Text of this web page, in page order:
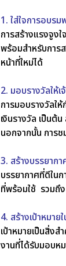
1. ใส่ใจการอบร
การสร้างแรงจูง
พร้อมสำหรับการ
หน้าที่ใหม่ได้
2. มอบรางวัลให้
การมอบรางวัลใ
เงินรางวัล เป็นต้
นอกจากนั้น การช
3. สร้างบรรยาก
บรรยากาศที่ดีใน
ที่พร้อมใช้ รวมถึ
4. สร้างเป้าหมาย
เป้าหมายเป็นสิ่ง
งานที่ได้รับมอบห